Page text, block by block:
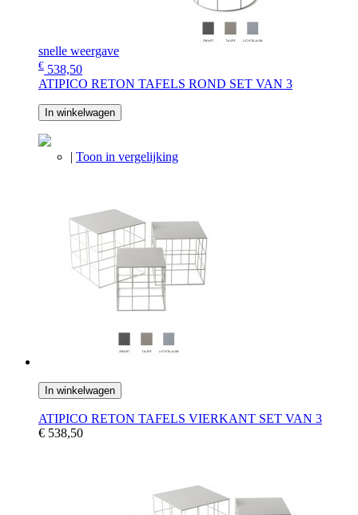
snelle weergave
€ 538,50
ATIPICO RETON TAFELS ROND SET VAN 3
In winkelwagen
| Toon in vergelijking
In winkelwagen
ATIPICO RETON TAFELS VIERKANT SET VAN 3
€ 538,50